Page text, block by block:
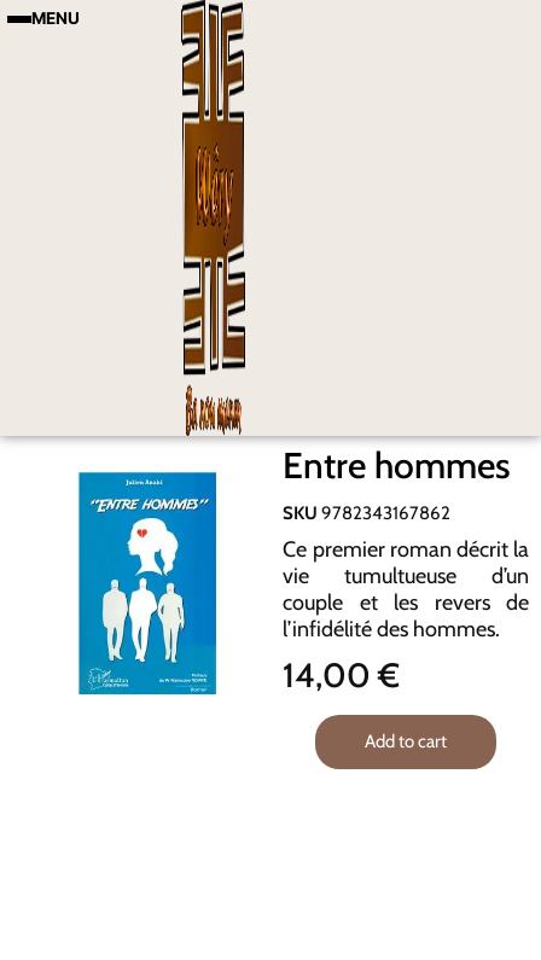
MENU
Entre hommes
SKU9782343167862
Ce premier roman décrit la
vie tumultueuse d’un
couple et les revers de
l’infidélité des hommes.
14,00€
Add to cart